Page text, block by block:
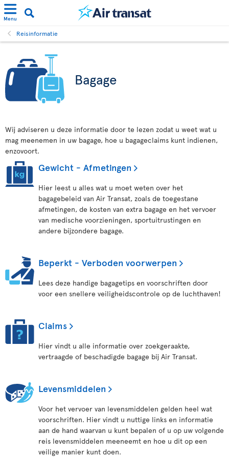
Menu
Reisinformatie
Bagage
Wij adviseren u deze informatie door te lezen zodat u weet wat u
mag meenemen in uw bagage, hoe u bagageclaims kunt indienen,
enzovoort.
Gewicht - Afmetingen
Hier leest u alles wat u moet weten over het
bagagebeleid van Air Transat, zoals de toegestane
afmetingen, de kosten van extra bagage en het vervoer
van medische voorzieningen, sportuitrustingen en
andere bijzondere bagage.
Beperkt - Verboden voorwerpen
Lees deze handige bagagetips en voorschriften door
voor een snellere veiligheidscontrole op de luchthaven!
Claims
Hier vindt u alle informatie over zoekgeraakte,
vertraagde of beschadigde bagage bij Air Transat.
Levensmiddelen
Voor het vervoer van levensmiddelen gelden heel wat
voorschriften. Hier vindt u nuttige links en informatie
aan de hand waarvan u kunt bepalen of u op uw volgende
reis levensmiddelen meeneemt en hoe u dit op een
veilige manier kunt doen.